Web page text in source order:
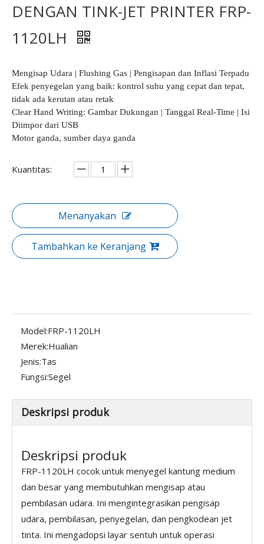
DENGAN TINK-JET PRINTER FRP-
1120LH
Mengisap Udara | Flushing Gas | Pengisapan dan Inflasi Terpadu
Efek penyegelan yang baik: kontrol suhu yang cepat dan tepat,
tidak ada kerutan atau retak
Clear Hand Writing: Gambar Dukungan | Tanggal Real-Time | Isi
Diimpor dari USB
Motor ganda, sumber daya ganda
Kuantitas:
Menanyakan
Tambahkan ke Keranjang
Model:FRP-1120LH
Merek:Hualian
Jenis:Tas
Fungsi:Segel
Deskripsi produk
Deskripsi produk
FRP-1120LH cocok untuk menyegel kantung medium
dan besar yang membutuhkan mengisap atau
pembilasan udara. Ini mengintegrasikan pengisap
udara, pembilasan, penyegelan, dan pengkodean jet
tinta. Ini mengadopsi layar sentuh untuk operasi